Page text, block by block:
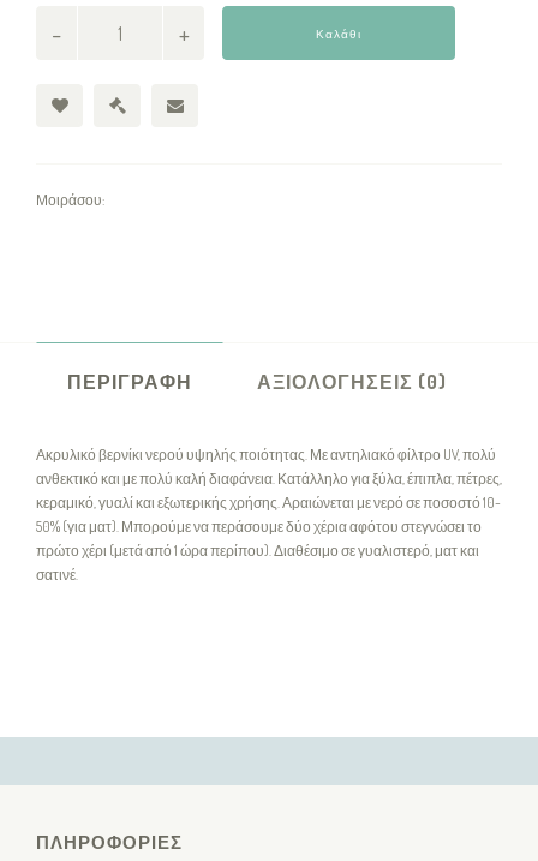
Καλάθι
Μοιράσου:
ΠΕΡΙΓΡΑΦΉ ΑΞΙΟΛΟΓΉΣΕΙΣ (0)
Ακρυλικό βερνίκι νερού υψηλής ποιότητας. Με αντηλιακό φίλτρο UV, πολύ
ανθεκτικό και με πολύ καλή διαφάνεια. Κατάλληλο για ξύλα, έπιπλα, πέτρες,
κεραμικό, γυαλί και εξωτερικής χρήσης. Αραιώνεται με νερό σε ποσοστό 10-
50% (για ματ). Μπορούμε να περάσουμε δύο χέρια αφότου στεγνώσει το
πρώτο χέρι (μετά από 1 ώρα περίπου). Διαθέσιμο σε γυαλιστερό, ματ και
σατινέ.
ΠΛΗΡΟΦΟΡΊΕΣ